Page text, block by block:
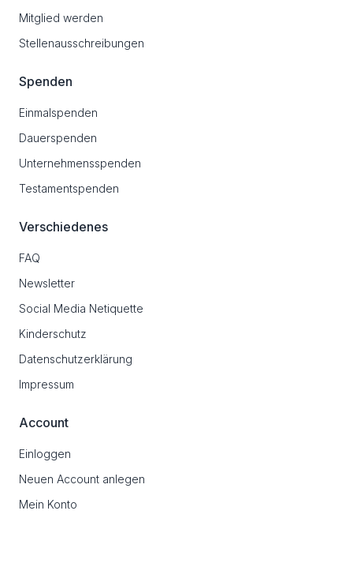
Mitglied werden
Stellenausschreibungen
Spenden
Einmalspenden
Dauerspenden
Unternehmensspenden
Testamentspenden
Verschiedenes
FAQ
Newsletter
Social Media Netiquette
Kinderschutz
Datenschutzerklärung
Impressum
Account
Einloggen
Neuen Account anlegen
Mein Konto